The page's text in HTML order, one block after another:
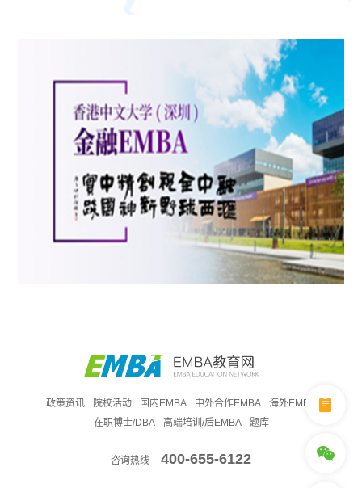
政策资讯 院校活动 国内EMBA 中外合作EMBA
海外EMBA
在职博士/DBA
高端培训/后EMBA 题库
咨询热线 400-655-6122